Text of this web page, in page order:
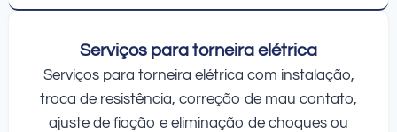
Serviços para torneira elétrica
Serviços para torneira elétrica com instalação,
troca de resistência, correção de mau contato,
ajuste de fiação e eliminação de choques ou